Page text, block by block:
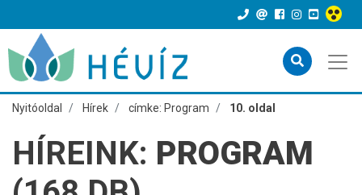
Nyitóoldal Hírek címke: Program 10. oldal
HÍREINK: PROGRAM